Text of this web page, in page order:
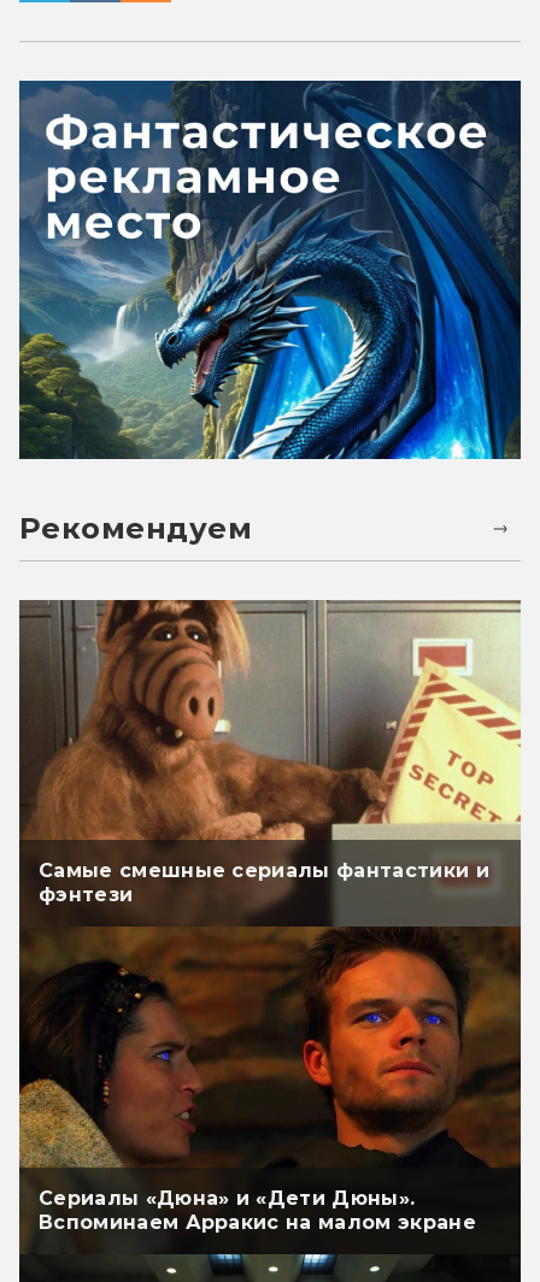
Рекомендуем
Самые смешные сериалы фантастики и
фэнтези
Сериалы «Дюна» и «Дети Дюны».
Вспоминаем Арракис на малом экране